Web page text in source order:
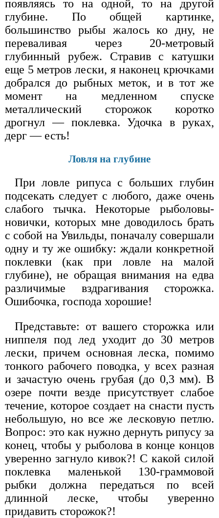
появляясь то на одной, то на другой
глубине. По общей картинке,
большинство рыбы жалось ко дну, не
переваливая через 20-метровый
глубинный рубеж. Стравив с катушки
еще 5 метров лески, я наконец крючками
добрался до рыбных меток, и в тот же
момент на медленном спуске
металлический сторожок коротко
дрогнул — поклевка. Удочка в руках,
дерг — есть!
Ловля на глубине
При ловле рипуса с больших глубин
подсекать следует с любого, даже очень
слабого тычка. Некоторые рыболовы-
новички, которых мне доводилось брать
с собой на Увильды, поначалу совершали
одну и ту же ошибку: ждали конкретной
поклевки (как при ловле на малой
глубине), не обращая внимания на едва
различимые вздрагивания сторожка.
Ошибочка, господа хорошие!
Представьте: от вашего сторожка или
ниппеля под лед уходит до 30 метров
лески, причем основная леска, помимо
тонкого рабочего поводка, у всех разная
и зачастую очень грубая (до 0,3 мм). В
озере почти везде присутствует слабое
течение, которое создает на снасти пусть
небольшую, но все же лесковую петлю.
Вопрос: это как нужно дернуть рипусу за
конец, чтобы у рыболова в конце концов
уверенно загнуло кивок?! С какой силой
поклевка маленькой 130-граммовой
рыбки должна передаться по всей
длинной леске, чтобы уверенно
придавить сторожок?!